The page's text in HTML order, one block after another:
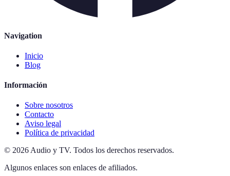
Navigation
Inicio
Blog
Información
Sobre nosotros
Contacto
Aviso legal
Política de privacidad
© 2026 Audio y TV. Todos los derechos reservados.
Algunos enlaces son enlaces de afiliados.